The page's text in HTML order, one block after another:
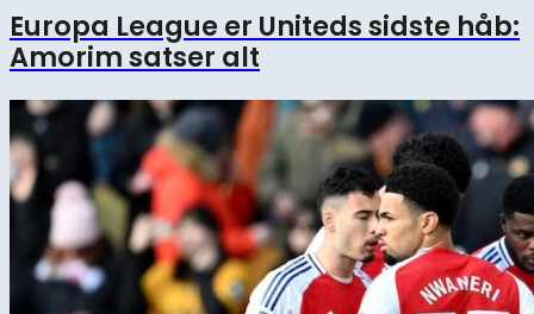
Europa League er Uniteds sidste håb:
Amorim satser alt